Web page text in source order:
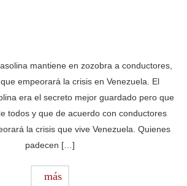
mantiene en zozobra a conductores,
empeorará la crisis en Venezuela. El
era el secreto mejor guardado pero que
todos y que de acuerdo con conductores
la crisis que vive Venezuela. Quienes
padecen […]
más